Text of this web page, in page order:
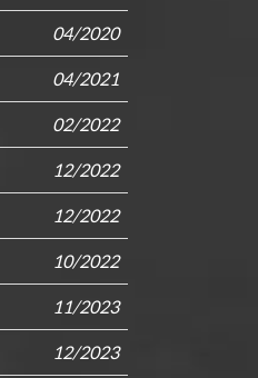
04/2020
04/2021
02/2022
12/2022
12/2022
10/2022
11/2023
12/2023